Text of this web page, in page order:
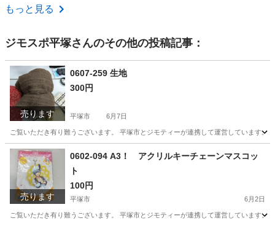
神奈川 横浜市
もっと見る
ジモスポ平塚さんのその他の投稿記事：
売ります
0607-259 生地
300円
平塚市 6月7日
ご覧いただき有り難うございます。 平塚市とジモティーが連携して運営していま
神奈川 平塚市 ファブリック、カバー リユース
売ります
0602-094 A3！ アクリルキーチェーンマスコッ
ト
100円
平塚市 6月2日
ご覧いただき有り難うございます。 平塚市とジモティーが連携して運営していま